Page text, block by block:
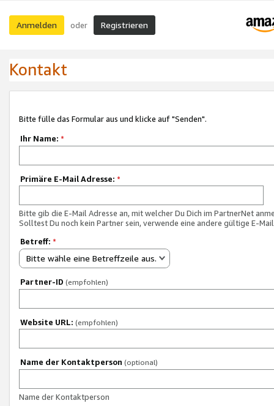
Anmelden oder Registrieren
Kontakt
Bitte fülle das Formular aus und klicke auf "Senden".
Ihr Name: *
Primäre E-Mail Adresse: *
Bitte gib die E-Mail Adresse an, mit welcher Du Dich im PartnerNet
Solltest Du noch kein Partner sein, verwende eine andere gültige E-
Betreff: *
Bitte wähle eine Betreffzeile aus.
Partner-ID (empfohlen)
Website URL: (empfohlen)
Name der Kontaktperson (optional)
Name der Kontaktperson